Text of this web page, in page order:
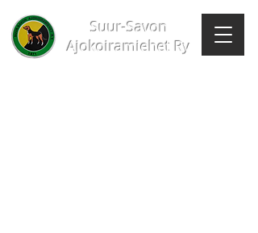
Suur-Savon
Ajokoiramiehet Ry